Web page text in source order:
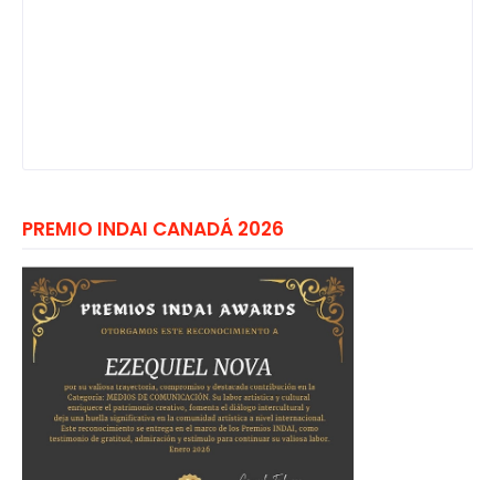
PREMIO INDAI CANADÁ 2026